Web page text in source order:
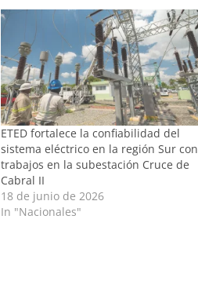
ETED fortalece la confiabilidad del
sistema eléctrico en la región Sur con
trabajos en la subestación Cruce de
Cabral II
18 de junio de 2026
In "Nacionales"